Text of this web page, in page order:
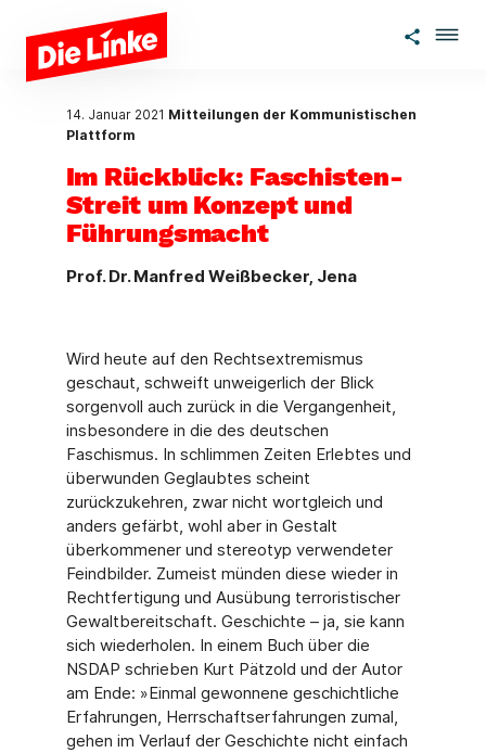
Zum Hauptinhalt springen
14. Januar 2021 Mitteilungen der Kommunistischen
Plattform
Im Rückblick: Faschisten-
Streit um Konzept und
Führungsmacht
Prof. Dr. Manfred Weißbecker, Jena
Wird heute auf den Rechtsextremismus
geschaut, schweift unweigerlich der Blick
sorgenvoll auch zurück in die Vergangenheit,
insbesondere in die des deutschen
Faschismus. In schlimmen Zeiten Erlebtes und
überwunden Geglaubtes scheint
zurückzukehren, zwar nicht wortgleich und
anders gefärbt, wohl aber in Gestalt
überkommener und stereotyp verwendeter
Feindbilder. Zumeist münden diese wieder in
Rechtfertigung und Ausübung terroristischer
Gewaltbereitschaft. Geschichte – ja, sie kann
sich wiederholen. In einem Buch über die
NSDAP schrieben Kurt Pätzold und der Autor
am Ende: »Einmal gewonnene geschichtliche
Erfahrungen, Herrschaftserfahrungen zumal,
gehen im Verlauf der Geschichte nicht einfach